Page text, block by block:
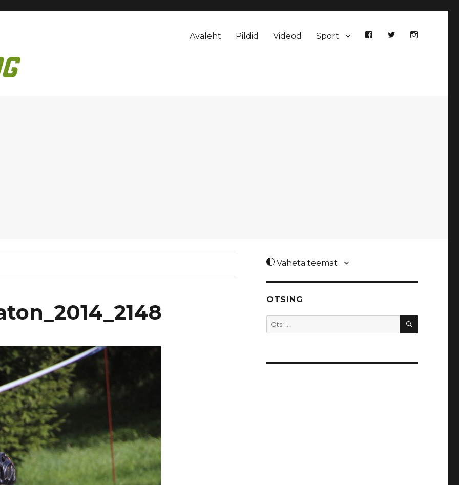
Avaleht Pildid Videod Sport
Vaheta teemat
OTSING
Otsi: OTSI